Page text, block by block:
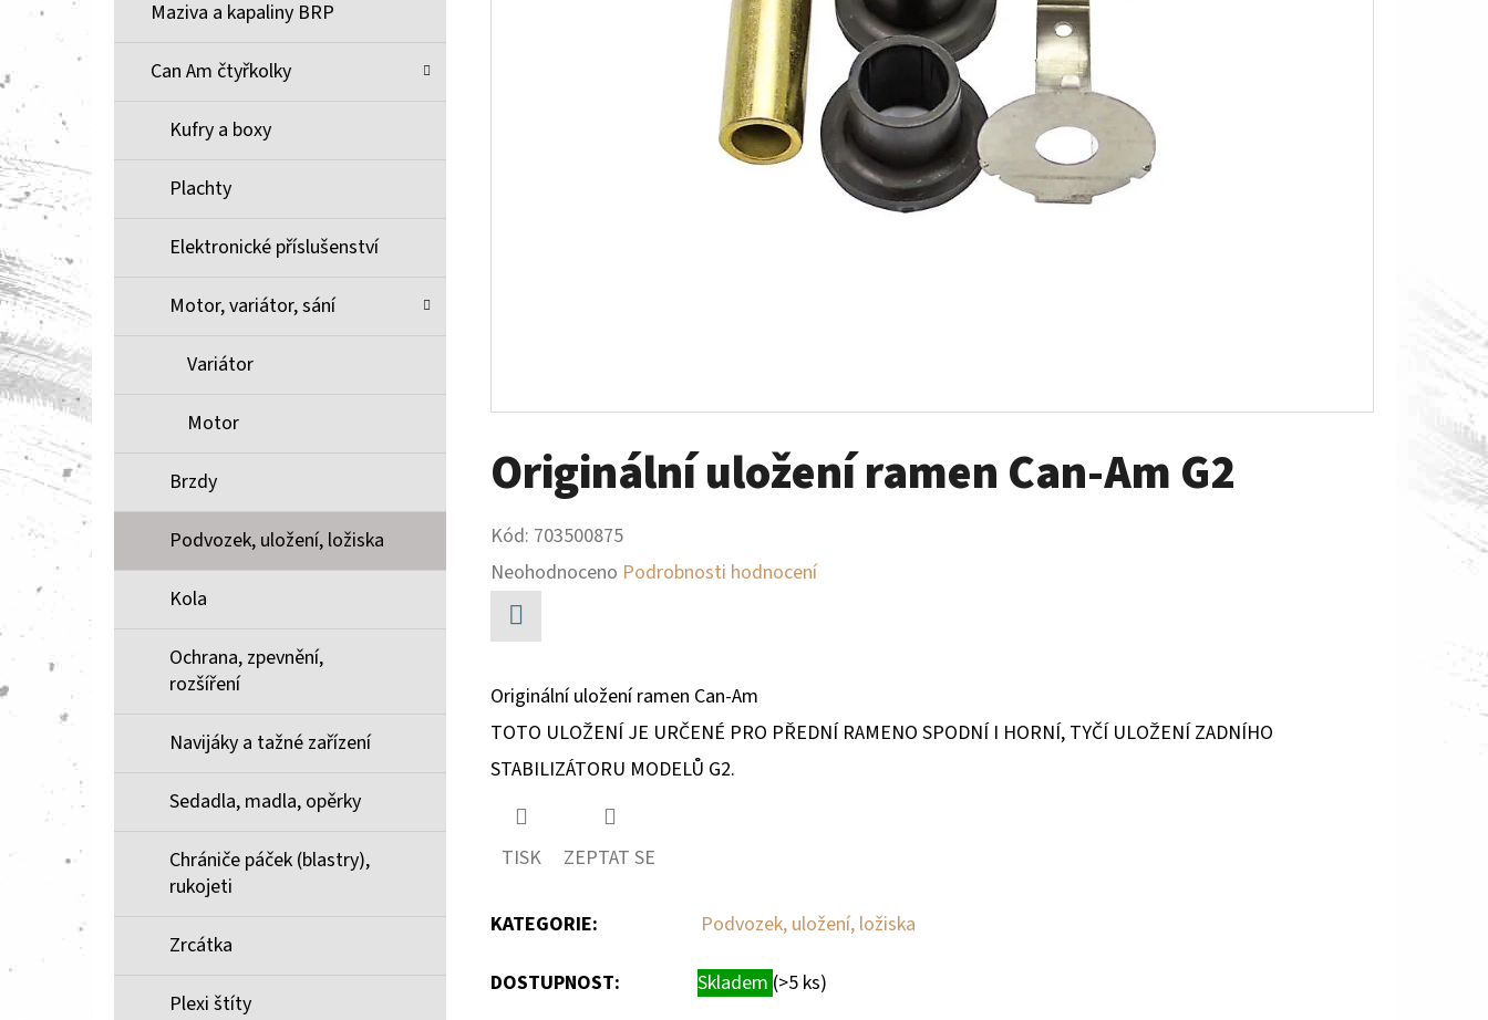
Maziva a kapaliny BRP
Can Am čtyřkolky
Kufry a boxy
Plachty
Elektronické příslušenství
Motor, variátor, sání
Variátor
Motor
Brzdy
Podvozek, uložení, ložiska
Kola
Ochrana, zpevnění,
rozšíření
Navijáky a tažné zařízení
Sedadla, madla, opěrky
Chrániče páček (blastry),
rukojeti
Zrcátka
Plexi štíty
Originální uložení ramen Can-Am G2
Kód: 703500875
Průměrné
hodnocení
produktu
hvězdiček.
Neohodnoceno Podrobnosti hodnocení
Originální uložení ramen Can-Am
TOTO ULOŽENÍ JE URČENÉ PRO PŘEDNÍ RAMENO SPODNÍ I HORNÍ, TYČÍ ULOŽENÍ ZADNÍHO
STABILIZÁTORU MODELŮ G2.
TISK ZEPTAT SE
KATEGORIE: Podvozek, uložení, ložiska
DOSTUPNOST: Skladem (>5 ks)
BRZDOVÉ DESTIČKY ZE SLINUTÉHO KOVU
1 100 Kč
PALIVOVÉ ČERPADLO S MĚŘÁKEM PALIVA CAN-
AM
10 900 Kč